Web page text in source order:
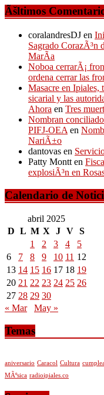
Ãšltimos
coralandresDJ en
Sagrado CorazÃ³n
MarÃ­a
Noboa cerrarÃ¡
ordena cerrar las
Masacre en Ipiales,
sicarial y las
Ahora en Tres
Nombran
PIFJ-OEA en
NariÃ±o
dantovas en
Patty Montt en
explosiÃ³n en
Calendario de
abril 2025
D L M X J V S
1
2 3 4
5
6
7 8 9 10 11 12
13 14 15 16 17 18 19
20 21 22 23 24 25 26
27 28 29 30
« Mar
May »
Temas
aniversario Caracol Cultura
MÃºsica radioipiales.co